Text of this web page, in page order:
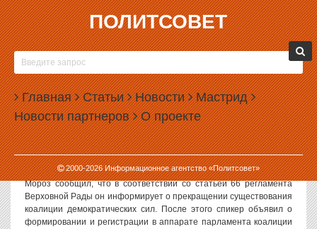
ПОЛИТСОВЕТ
Главная Статьи Новости Мастрид
Новости партнеров О проекте
2000-2026Информационное агентство «Политсовет»
12.07.2006, 08:06
ЯНУКОВИЧ ВЫДВИНУТ НА ПОСТ ПРЕМЬЕР-
МИНИСТРА, ТИМОШЕНКО ГОТОВИТ НОВУЮ
РЕВОЛЮЦИЮ
Политсовет, 12.07.2006. Александр Мороз, новый спикер
Верховной Рады Украины, официально объявил о распаде
«оранжевой коалиции» и создании так называемой
«Антикризисной коалиции», в которую вошли Партия регионов,
коммунисты и социалисты.
Мороз сообщил, что в соответствии со статьей 66 регламента
Верховной Рады он информирует о прекращении существования
коалиции демократических сил. После этого спикер объявил о
формировании и регистрации в аппарате парламента коалиции